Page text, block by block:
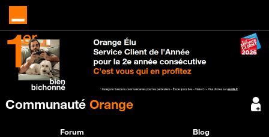
Communauté Orange
Forum Blog